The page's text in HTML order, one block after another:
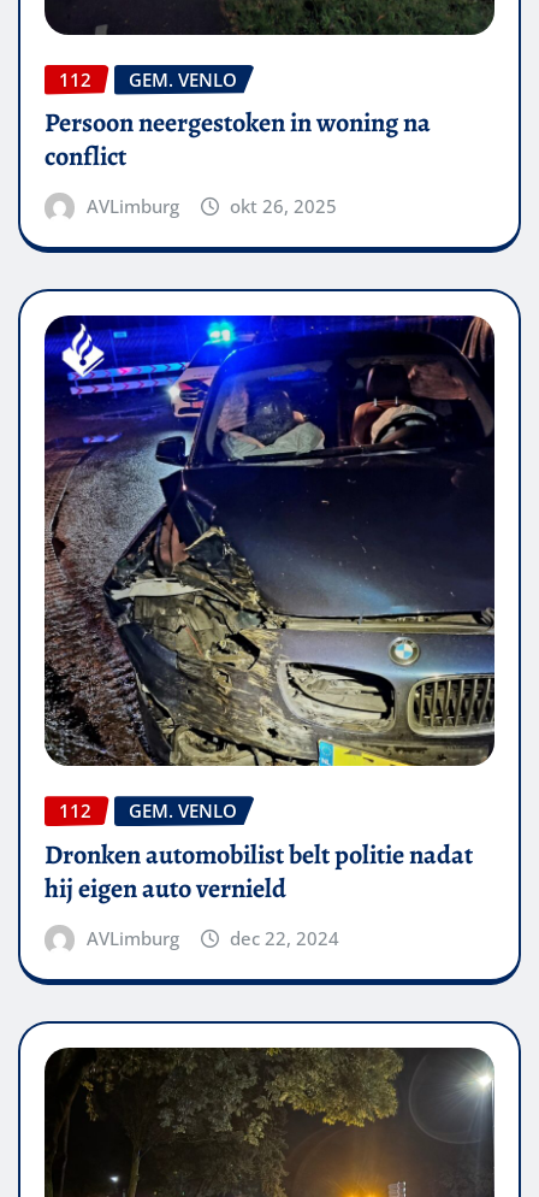
112 GEM. VENLO
Persoon neergestoken in woning na
conflict
AVLimburg okt 26, 2025
112 GEM. VENLO
Dronken automobilist belt politie nadat
hij eigen auto vernield
AVLimburg dec 22, 2024